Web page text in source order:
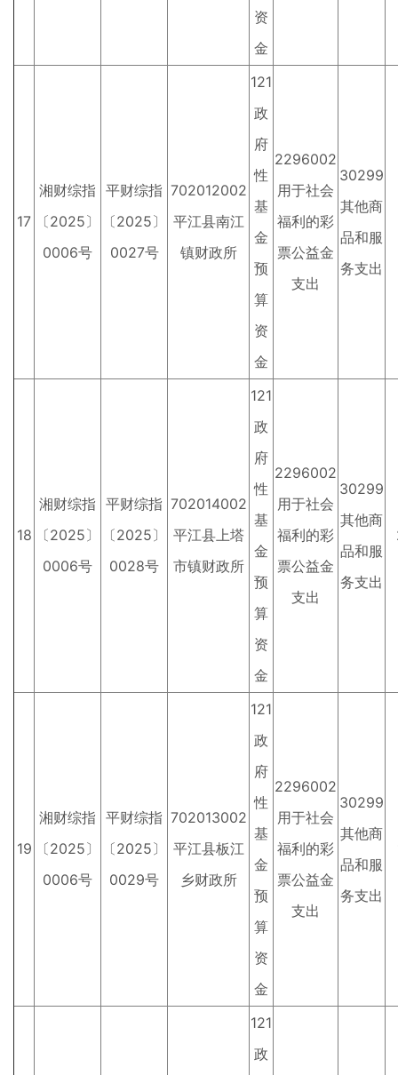
资
金
17
湘财综指
〔2025〕
0006号
平财综指
〔2025〕
0027号
702012002
平江县南江
镇财政所
121
政
府
性
基
金
预
算
资
金
2296002
用于社会
福利的彩
票公益金
支出
30299
其他商
品和服
务支出
18
湘财综指
〔2025〕
0006号
平财综指
〔2025〕
0028号
702014002
平江县上塔
市镇财政所
121
政
府
性
基
金
预
算
资
金
2296002
用于社会
福利的彩
票公益金
支出
30299
其他商
品和服
务支出
19
湘财综指
〔2025〕
0006号
平财综指
〔2025〕
0029号
702013002
平江县板江
乡财政所
121
政
府
性
基
金
预
算
资
金
2296002
用于社会
福利的彩
票公益金
支出
30299
其他商
品和服
务支出
121
政